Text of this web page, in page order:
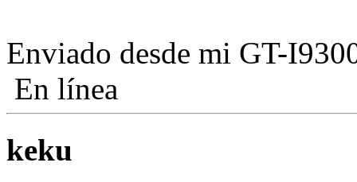
Enviado desde mi GT-
En línea
keku